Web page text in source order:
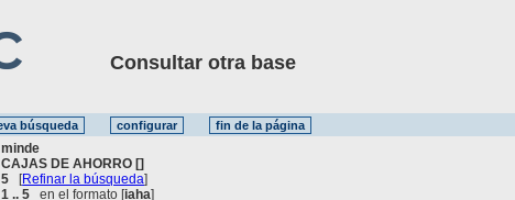
Consultar otra base
minde
CAJAS DE AHORRO []
5 [Refinar la búsqueda]
1 .. 5 en el formato [iaha]